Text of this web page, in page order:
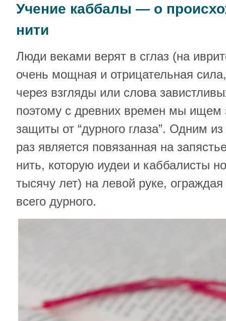
Учение каббалы — о
нити
Люди веками верят в сглаз (на
очень мощная и отрицательная
через взгляды или слова
поэтому с древних времен мы
защиты от “дурного глаза”. Одним
раз является повязанная на
нить, которую иудеи и каббалисты
тысячу лет) на левой руке,
всего дурного.